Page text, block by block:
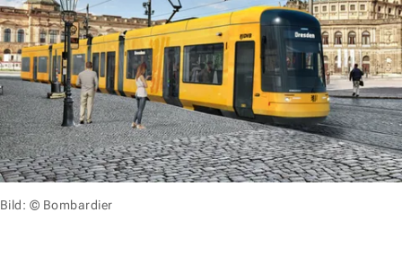
Bild: © Bombardier